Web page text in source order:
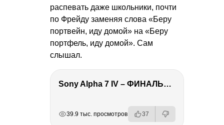
распевать даже школьники, почти
по Фрейду заменяя слова «Беру
портвейн, иду домой» на «Беру
портфель, иду домой». Сам
слышал.
Sony Alpha 7 IV – ФИНАЛЬНЫЙ ОБЗОР
39.9 тыс. просмотров 37